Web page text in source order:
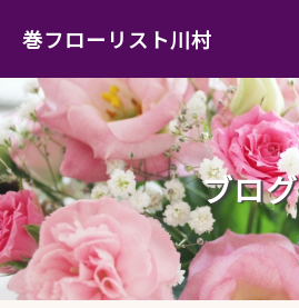
巻フローリスト川村
ブログ